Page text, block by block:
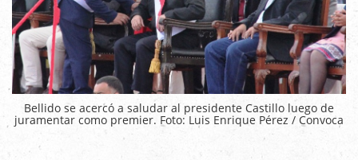
Bellido se acercó a saludar al presidente Castillo luego de
juramentar como premier. Foto: Luis Enrique Pérez / Convoca